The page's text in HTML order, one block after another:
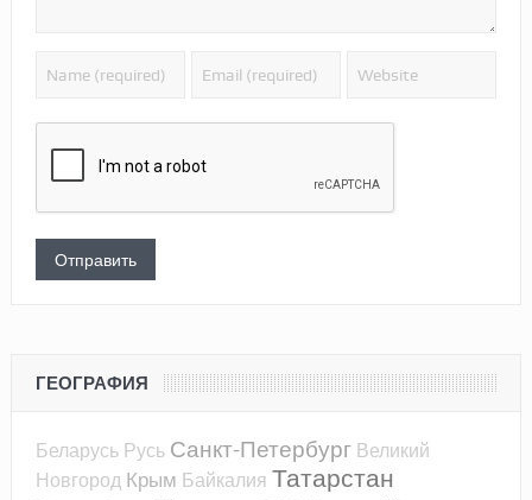
ГЕОГРАФИЯ
Беларусь Русь Санкт-Петербург Великий
Новгород Крым Байкалия Татарстан